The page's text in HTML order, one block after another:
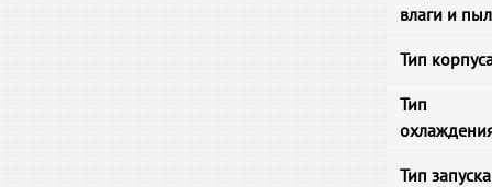
влаги и
Тип
Тип
Тип запуска